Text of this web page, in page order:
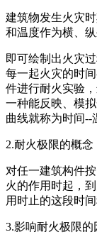
建筑物发生火灾
和温度作为横、纵
即可绘制出火灾
每一起火灾的时
件进行耐火实验
一种能反映、模
曲线就称为时间--
2.耐火极限的概念
对任一建筑构件
火的作用时起，
用时止的这段时
3.影响耐火极限的